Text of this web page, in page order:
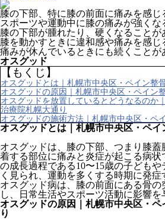
膝の下部、特に膝の前面に痛みを感じ
スポーツや運動中に膝の痛みが強くな
膝の下部が腫れたり、硬くなることが
膝を動かすときに違和感や痛みを感じ
痛みが休んでいるときにも続くことが
オスグッド
【もくじ】
オスグッドとは｜札幌市中央区・ペイン整
オスグッドの原因｜札幌市中央区・ペイン
オスグッドを放置しているとどうなるのか
治療院札幌大通り
オスグッドの施術方法｜札幌市中央区・ペ
オスグッドとは｜札幌市中央区・ペイ
オスグッドは、膝の下部、つまり膝
着する部位に痛みと炎症が起こる病
の成長過程である10〜15歳の子ども
く見られ、運動を多くする時期に発症
オスグッド病は、膝の前面にある骨の
し、日常生活やスポーツ活動に影響を
オスグッドの原因｜札幌市中央区・
り